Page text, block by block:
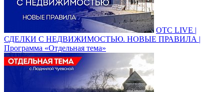
ОТС LIVE |
СДЕЛКИ С НЕДВИЖИМОСТЬЮ. НОВЫЕ ПРАВИЛА |
Программа «Отдельная тема»